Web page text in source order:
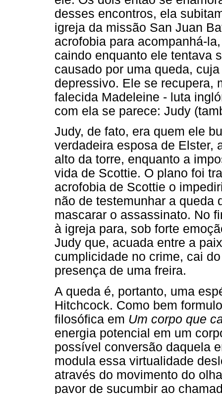
desses encontros, ela
igreja da missão San Juan
acrofobia para acompanhá-
caindo enquanto ele tentava
causado por uma queda,
depressivo. Ele se recupera,
falecida Madeleine - luta
com ela se parece: Judy
Judy, de fato, era quem ele
verdadeira esposa de Elster,
alto da torre, enquanto a
vida de Scottie. O plano foi
acrofobia de Scottie o
não de testemunhar a queda
mascarar o assassinato. No
à igreja para, sob forte
Judy que, acuada entre a
cumplicidade no crime, cai
presença de uma freira.
A queda é, portanto, uma
Hitchcock. Como bem
filosófica em Um corpo que
energia potencial em um
possível conversão daquela
modula essa virtualidade
através do movimento do
pavor de sucumbir ao